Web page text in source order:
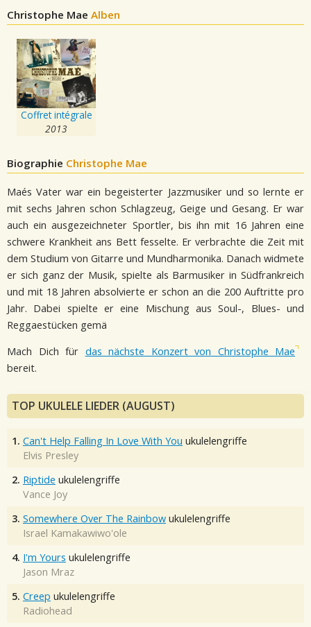
Christophe Mae Alben
Coffret intégrale
2013
Biographie Christophe Mae
Maés Vater war ein begeisterter Jazzmusiker und so lernte er
mit sechs Jahren schon Schlagzeug, Geige und Gesang. Er war
auch ein ausgezeichneter Sportler, bis ihn mit 16 Jahren eine
schwere Krankheit ans Bett fesselte. Er verbrachte die Zeit mit
dem Studium von Gitarre und Mundharmonika. Danach widmete
er sich ganz der Musik, spielte als Barmusiker in Südfrankreich
und mit 18 Jahren absolvierte er schon an die 200 Auftritte pro
Jahr. Dabei spielte er eine Mischung aus Soul-, Blues- und
Reggaestücken gemä
Mach Dich für das nächste Konzert von Christophe Mae
bereit.
TOP UKULELE LIEDER (AUGUST)
1. Can't Help Falling In Love With You ukulelengriffe
Elvis Presley
2. Riptide ukulelengriffe
Vance Joy
3. Somewhere Over The Rainbow ukulelengriffe
Israel Kamakawiwo'ole
4. I'm Yours ukulelengriffe
Jason Mraz
5. Creep ukulelengriffe
Radiohead